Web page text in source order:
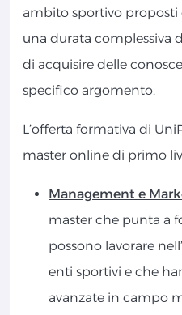
ambito sportivo proposti
una durata complessiva
di acquisire delle
specifico argomento.
L’offerta formativa di
master online di primo
Management e
master che punta a
possono lavorare
enti sportivi e che
avanzate in campo